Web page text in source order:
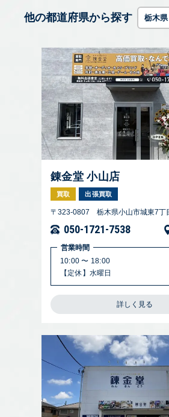
他の都道府県から探す 栃木県
錬金堂 小山店
買取 出張買取
〒323-0807 栃木県小山市城東7丁
050-1721-7538
営業時間
10:00 〜 18:00
【定休】水曜日
詳しく見る